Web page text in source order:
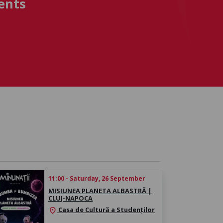
11:00 - Saturday, 26 September
MISIUNEA PLANETA ALBASTRĂ |
CLUJ-NAPOCA
location_on Casa de Cultură a Studenților